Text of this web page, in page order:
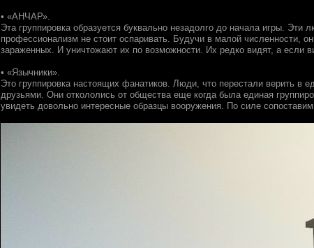
• «АНЧАР».
Эта группировка образуется буквально незадолго до начала игры.
профессионализм не стоит оспаривать. Будучи в малой численности,
зараженных. И уничтожают их по возможности. Их редко видят, а если
• «Язычники».
Это группировка настоящих фанатиков. Люди, что перестали верить
друзьями. Они откололись от общества еще когда была единая
увидеть довольно интересные образцы вооружения. По силе